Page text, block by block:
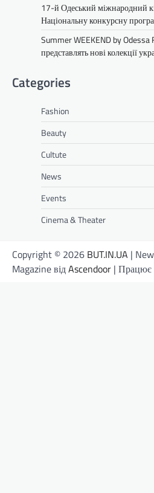
17-й Одеський міжнародний
Національну конкурсну
Summer WEEKEND by
представлять нові колекції
Categories
Fashion
Beauty
Cultute
News
Events
Cinema & Theater
Copyright © 2026 BUT.IN.UA |
Magazine відAscendoor | Працює